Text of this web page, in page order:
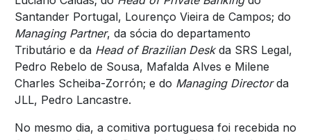
Santander Portugal, Lourenço Vieira de Campos; do
Managing Partner, da sócia do departamento
Tributário e da Head of Brazilian Deskda SRS Legal,
Pedro Rebelo de Sousa, Mafalda Alves e Milene
Charles Scheiba-Zorrón; e do Managing Directorda
JLL, Pedro Lancastre.
No mesmo dia, a comitiva portuguesa foi recebida no